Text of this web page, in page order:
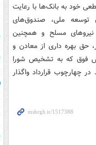
خود به بانک‌ها با رعایت
ملی، صندوق‌های
نیروهای مسلح و همچنین
حق بهره داری از معادن و
فوق که به تشخیص شورا
چهارچوب قرارداد واگذار